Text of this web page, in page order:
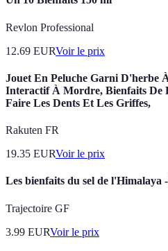
Revlon Professional
12.69 EURVoir le prix
Jouet En Peluche Garni D'herbe
Interactif À Mordre, Bienfaits De
Faire Les Dents Et Les Griffes,
Rakuten FR
19.35 EURVoir le prix
Les bienfaits du sel de l'Himalaya
Trajectoire GF
3.99 EURVoir le prix